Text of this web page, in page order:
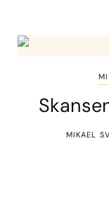
MIKAEL